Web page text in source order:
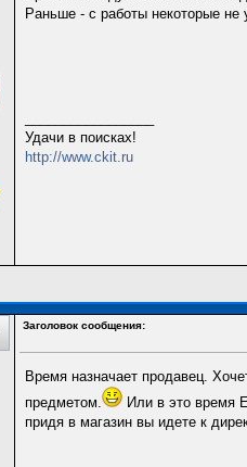
Раньше - с работы некоторые
Удачи в поисках!
http://www.ckit.ru
Заголовок сообщения:
Время назначает продавец.
предметом.
Или в это время
придя в магазин вы идете к